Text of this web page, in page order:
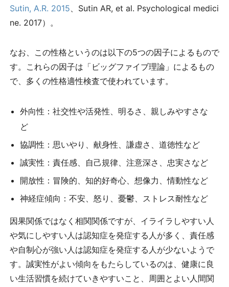
Sutin, A.R. 2015、Sutin AR, et al. Psychological medici
ne. 2017）。
なお、この性格というのは以下の5つの因子によるもので
す。これらの因子は「ビッグファイブ理論」によるもの
で、多くの性格適性検査で使われています。
外向性：社交性や活発性、明るさ、親しみやすさな
ど
協調性：思いやり、献身性、謙虚さ、道徳性など
誠実性：責任感、自己規律、注意深さ、忠実さなど
開放性：冒険的、知的好奇心、想像力、情動性など
神経症傾向：不安、怒り、憂鬱、ストレス耐性など
因果関係ではなく相関関係ですが、イライラしやすい人
や気にしやすい人は認知症を発症する人が多く、責任感
や自制心が強い人は認知症を発症する人が少ないようで
す。誠実性がよい傾向をもたらしているのは、健康に良
い生活習慣を続けていきやすいこと、周囲とよい人間関